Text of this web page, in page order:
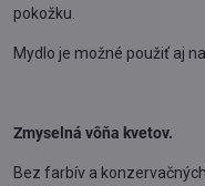
pokožku.
Mydlo je možné použiť aj
Zmyselná vôňa kvetov.
Bez farbív a